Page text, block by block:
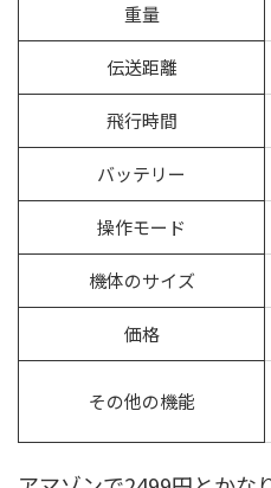
重量
伝送距離
飛行時間
バッテリー
操作モード
機体のサイズ
価格
その他の機能